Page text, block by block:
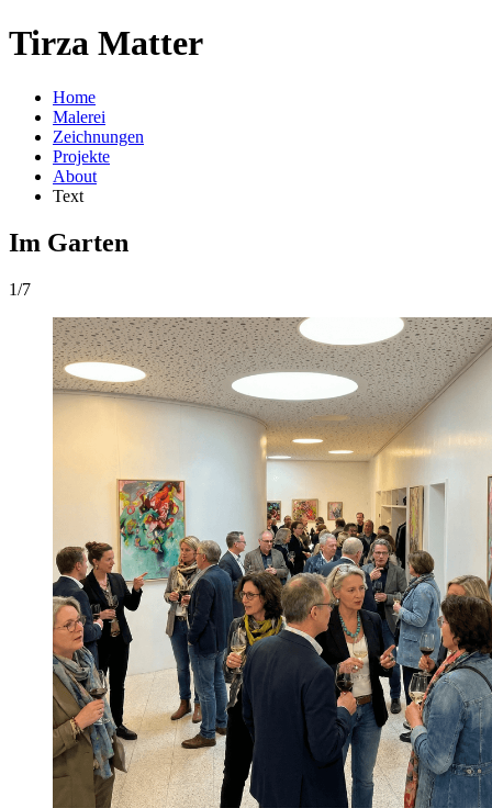
Tirza Matter
Home
Malerei
Zeichnungen
Projekte
About
Text
Im Garten
1/7